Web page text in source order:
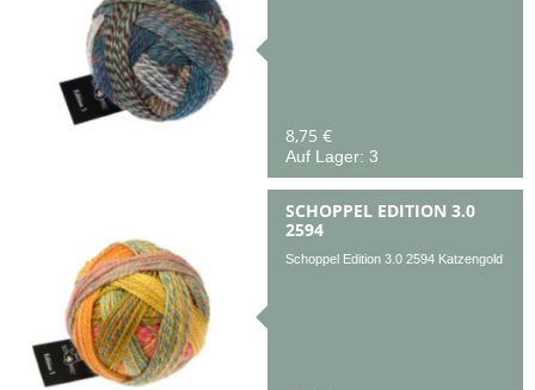
8,75 €
Auf Lager: 3
SCHOPPEL EDITION 3.0
2594
Schoppel Edition 3.0 2594 Katzengold